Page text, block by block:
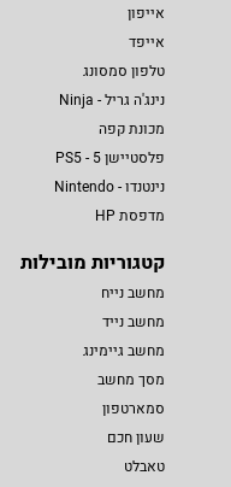
אייפון
אייפד
טלפון סמסונג
נינג'ה גריל - Ninja
מכונת קפה
פלסטיישן 5 - PS5
נינטנדו - Nintendo
מדפסת HP
קטגוריות מובילות
מחשב נייח
מחשב נייד
מחשב גיימינג
מסך מחשב
סמארטפון
שעון חכם
טאבלט